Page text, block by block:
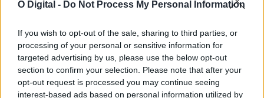
O Digital - Do Not Process My Personal Information
If you wish to opt-out of the sale, sharing to third parties, or
processing of your personal or sensitive information for
targeted advertising by us, please use the below opt-out
section to confirm your selection. Please note that after your
opt-out request is processed you may continue seeing
interest-based ads based on personal information utilized by